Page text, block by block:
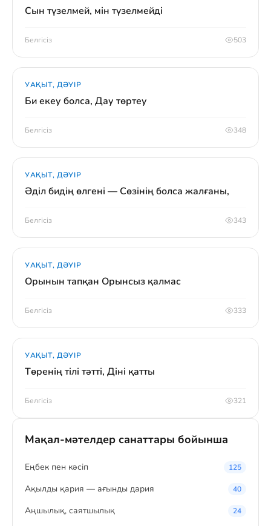
Сын түзелмей, мін түзелмейді
Белгісіз 503
УАҚЫТ, ДӘУІР
Би екеу болса, Дау төртеу
Белгісіз 348
УАҚЫТ, ДӘУІР
Әділ бидің өлгені — Сөзінің болса жалғаны,
Белгісіз 343
УАҚЫТ, ДӘУІР
Орынын тапқан Орынсыз қалмас
Белгісіз 333
УАҚЫТ, ДӘУІР
Төренің тілі тәтті, Діні қатты
Белгісіз 321
Мақал-мәтелдер санаттары бойынша
Eңбек пен кәсіп 125
Ақылды қария — ағынды дария 40
Аңшылық, саятшылық 24